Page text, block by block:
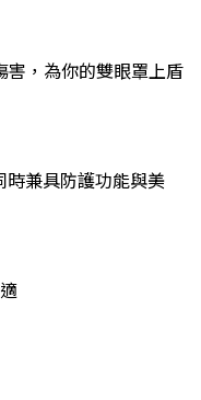
害，為你的雙眼罩上盾
兼具防護功能與美